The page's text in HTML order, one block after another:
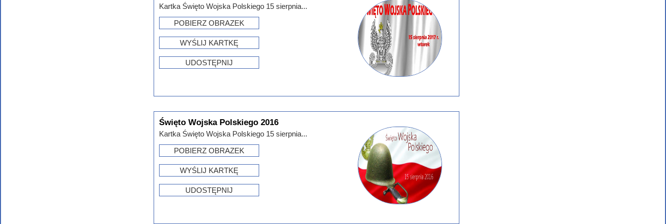
Kartka Święto Wojska Polskiego 15 sierpnia...
POBIERZ OBRAZEK
WYŚLIJ KARTKĘ
UDOSTĘPNIJ
Święto Wojska Polskiego 2016
Kartka Święto Wojska Polskiego 15 sierpnia...
POBIERZ OBRAZEK
WYŚLIJ KARTKĘ
UDOSTĘPNIJ